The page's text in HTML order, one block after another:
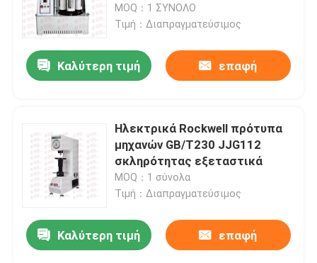
MOQ：1 ΣΥΝΟΛΟ
Τιμή：Διαπραγματεύσιμος
Καλύτερη τιμή επαφή
Ηλεκτρικά Rockwell πρότυπα
μηχανών GB/T230 JJG112
σκληρότητας εξεταστικά
MOQ：1 σύνολα
Τιμή：Διαπραγματεύσιμος
Καλύτερη τιμή επαφή